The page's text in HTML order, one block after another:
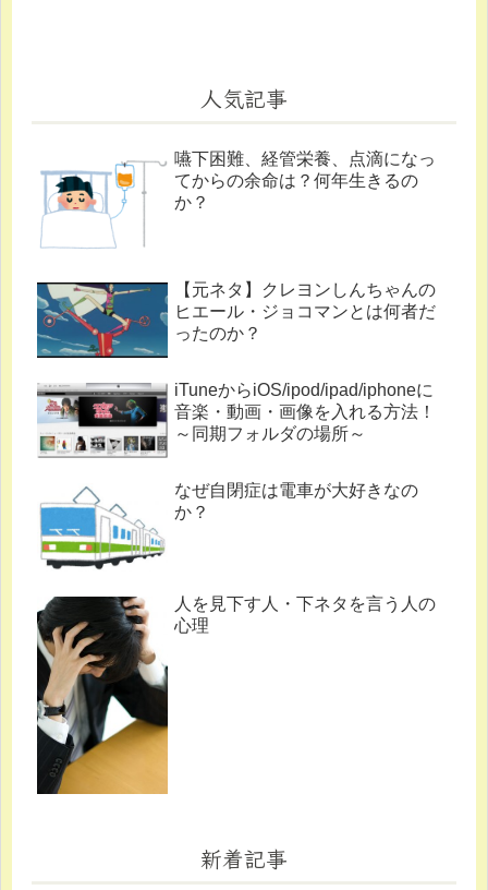
人気記事
嚥下困難、経管栄養、点滴になっ
てからの余命は？何年生きるの
か？
【元ネタ】クレヨンしんちゃんの
ヒエール・ジョコマンとは何者だ
ったのか？
iTuneからiOS/ipod/ipad/iphoneに
音楽・動画・画像を入れる方法！
～同期フォルダの場所～
なぜ自閉症は電車が大好きなの
か？
人を見下す人・下ネタを言う人の
心理
新着記事